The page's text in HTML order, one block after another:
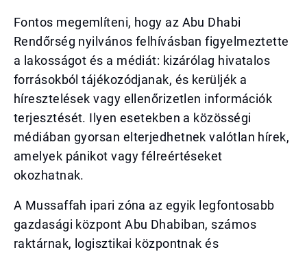
Fontos megemlíteni, hogy az Abu Dhabi
Rendőrség nyilvános felhívásban figyelmeztette
a lakosságot és a médiát: kizárólag hivatalos
forrásokból tájékozódjanak, és kerüljék a
híresztelések vagy ellenőrizetlen információk
terjesztését. Ilyen esetekben a közösségi
médiában gyorsan elterjedhetnek valótlan hírek,
amelyek pánikot vagy félreértéseket
okozhatnak.
A Mussaffah ipari zóna az egyik legfontosabb
gazdasági központ Abu Dhabiban, számos
raktárnak, logisztikai központnak és